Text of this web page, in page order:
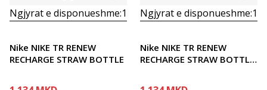
Ngjyrat e disponueshme:1
Nike NIKE TR RENEW
RECHARGE STRAW BOTTLE
Ngjyrat e disponueshme:1
Nike NIKE TR RENEW
RECHARGE STRAW BOTTLE